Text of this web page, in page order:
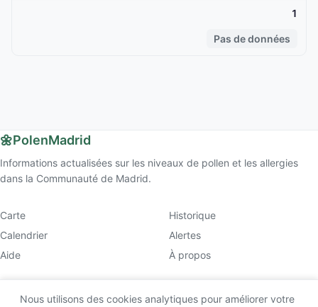
1
Pas de données
🌼PolenMadrid
Informations actualisées sur les niveaux de pollen et les allergies
dans la Communauté de Madrid.
Carte
Historique
Calendrier
Alertes
Aide
À propos
© 2026 PolenMadrid (v2.9.1).Mentions légales. Ce site est purement informatif
Nous utilisons des cookies analytiques pour améliorer votre